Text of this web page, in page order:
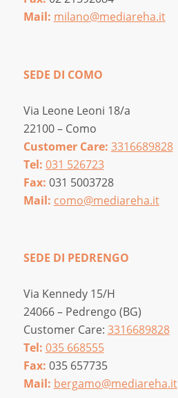
Mail: milano@mediareha.it
SEDE DI COMO
Via Leone Leoni 18/a
22100 – Como
Customer Care: 3316689828
Tel: 031 526723
Fax: 031 5003728
Mail: como@mediareha.it
SEDE DI PEDRENGO
Via Kennedy 15/H
24066 – Pedrengo (BG)
Customer Care: 3316689828
Tel: 035 668555
Fax: 035 657735
Mail: bergamo@mediareha.it